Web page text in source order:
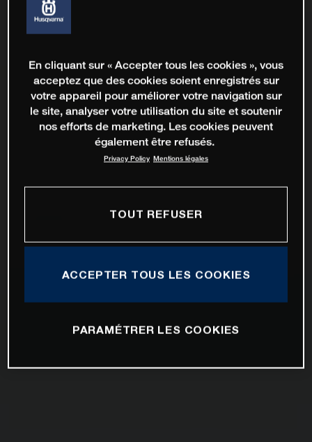
En cliquant sur « Accepter tous les cookies », vous
acceptez que des cookies soient enregistrés sur
votre appareil pour améliorer votre navigation sur
le site, analyser votre utilisation du site et soutenir
nos efforts de marketing. Les cookies peuvent
également être refusés.
Privacy Policy Mentions légales
TOUT REFUSER
ACCEPTER TOUS LES COOKIES
PARAMÉTRER LES COOKIES